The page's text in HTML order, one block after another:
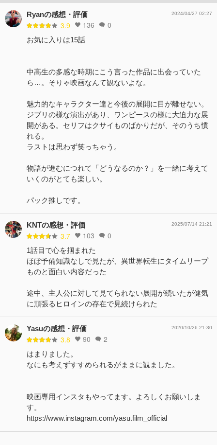
Ryanの感想・評価
3.9 136 0
2024/04/27 02:27
お気に入りは15話
中高生の多感な時期にこう言った作品に出会っていた
ら…。そりゃ映画なんて観ないよな。
魅力的なキャラクター達と今後の展開に目が離せない。
ジブリの様な演出があり、ワンピースの様に大迫力な展
開がある。セリフはクサイものばかりだが、そのうち慣
れる。
ラストは思わず笑っちゃう。
物語が進むにつれて「どうなるのか？」を一緒に考えて
いくのがとても楽しい。
パック推しです。
KNTの感想・評価
3.7 103 0
2025/07/14 21:21
1話目で心を掴まれた
ほぼ予備知識なしで見たが、異世界転生にタイムリープ
ものと面白い内容だった
途中、主人公に対して見てられない展開が続いたが健気
に頑張るヒロインの存在で見続けられた
Yasuの感想・評価
3.8 90 2
2020/10/26 21:30
はまりました。
なにも考えずすすめられるがままに観ました。
映画専用インスタもやってます。よろしくお願いしま
す。
https://www.instagram.com/yasu.film_official